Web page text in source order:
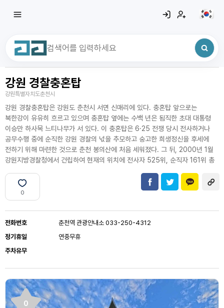
최근 검색어
강원 경찰충혼탑
강원특별자치도춘천시
강원 경찰충혼탑은 강원도 춘천시 서면 신매리에 있다. 충혼탑 앞으로는
북한강이 유유히 흐르고 있으며 충혼탑 옆에는 수백 년은 됨직한 초대 대통령
이승만 하사목 느티나무가 서 있다. 이 충혼탑은 6·25 전쟁 당시 전사하거나
공무수행 중에 순직한 강원 경찰의 넋을 추모하고 숭고한 희생정신을 후세에
전하기 위해 마련한 것으로 춘천 봉의산에 처음 세워졌다. 그 뒤, 2000년 1월
강원지방경찰청에서 건립하여 현재의 위치에 전사자 525위, 순직자 161위 총
0
전화번호
춘천역 관광안내소 033-250-4312
정기휴일
연중무휴
주차유무
0